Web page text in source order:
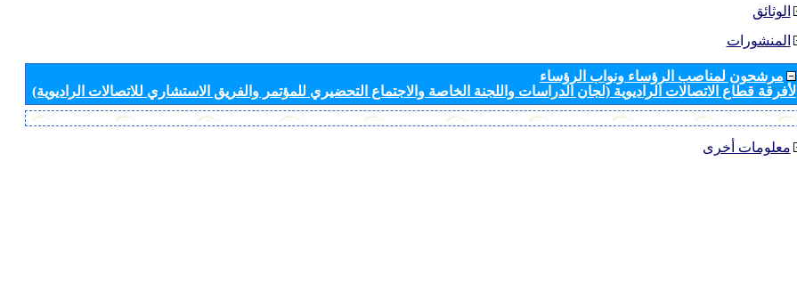
الوثائق
المنشورات
مرشحون لمناصب الرؤساء ونواب الرؤساء
لأفرقة قطاع الاتصالات الراديوية (لجان الدراسات واللجنة الخاصة والاجتماع التحضيري للمؤتمر والفريق الاستشاري للاتصالات الراديوية)
معلومات أخرى